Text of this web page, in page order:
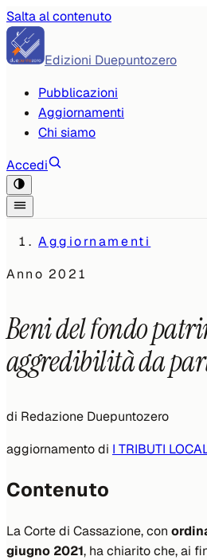
Salta al contenuto
Edizioni Duepuntozero
Pubblicazioni
Aggiornamenti
Chi siamo
Accedi
Aggiornamenti
Anno2021
Beni del fondo
aggredibilità da
di Redazione Duepuntozero
aggiornamento di I TRIBUTI
Contenuto
La Corte di Cassazione, con
giugno 2021, ha chiarito che, ai